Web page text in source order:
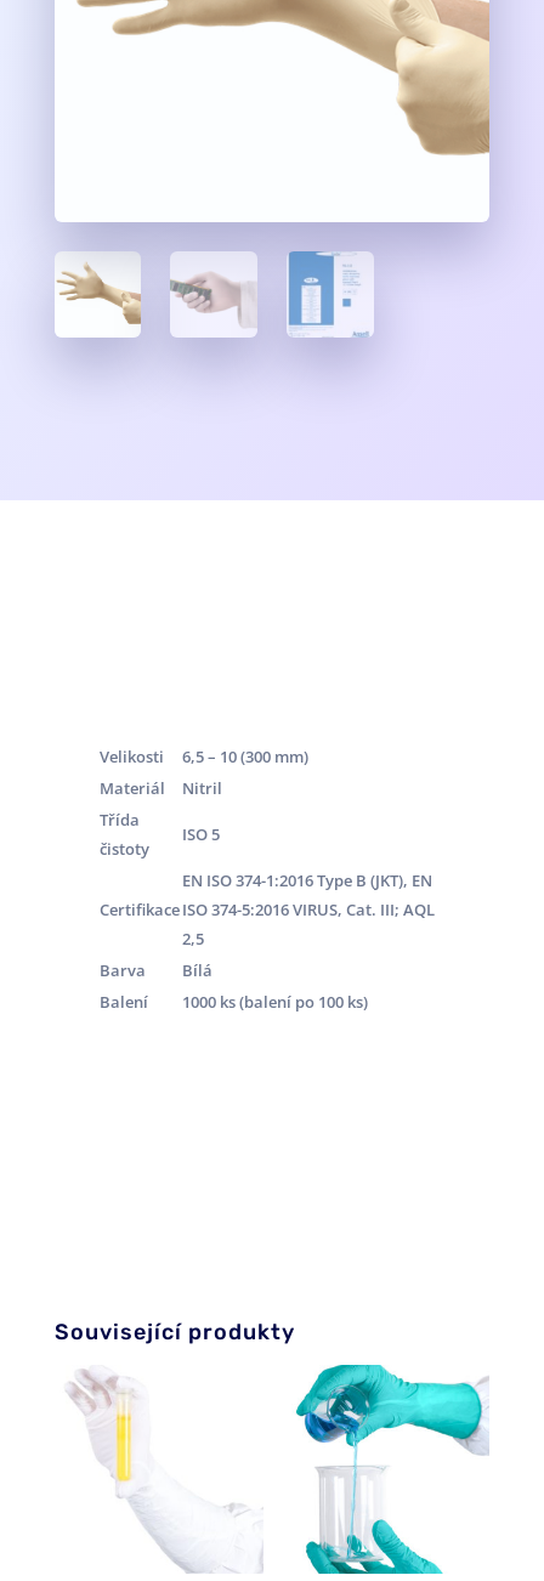
Velikosti
6,5 – 10 (300 mm)
Materiál
Nitril
Třída
čistoty
ISO 5
Certifikace
EN ISO 374-1:2016 Type B (JKT), EN
ISO 374-5:2016 VIRUS, Cat. III; AQL
2,5
Barva
Bílá
Balení
1000 ks (balení po 100 ks)
Související produkty